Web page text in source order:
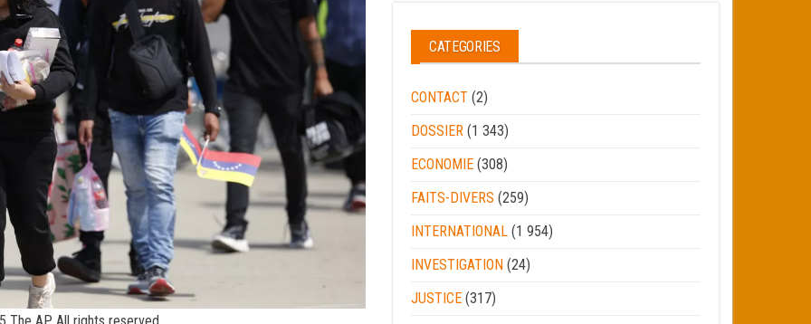
CATEGORIES
CONTACT (2)
DOSSIER (1 343)
ECONOMIE (308)
FAITS-DIVERS (259)
INTERNATIONAL (1 954)
INVESTIGATION (24)
JUSTICE (317)